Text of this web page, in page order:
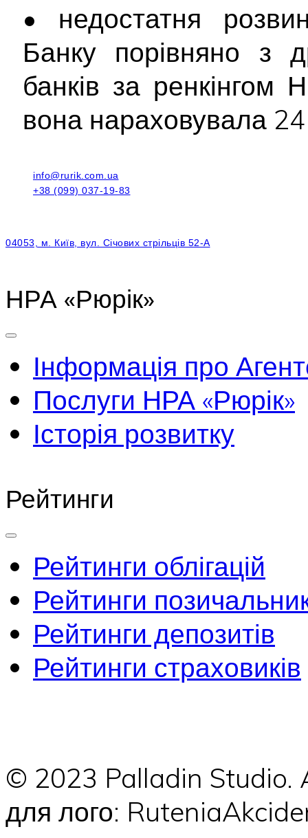
• недостатня
Банку порівняно з
банків за
вона нараховувала 24
info@rurik.com.ua
+38 (099) 037-19-83
04053, м. Київ, вул. Січових стрільців 52-А
НРА «Рюрік»
Інформація про
Послуги НРА «Рюрік»
Історія розвитку
Рейтинги
Рейтинги облігацій
Рейтинги
Рейтинги депозитів
Рейтинги страховиків
© 2023 Palladin
для лого: